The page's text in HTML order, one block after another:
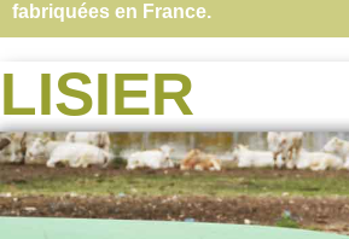
fabriquées en France.
LISIER